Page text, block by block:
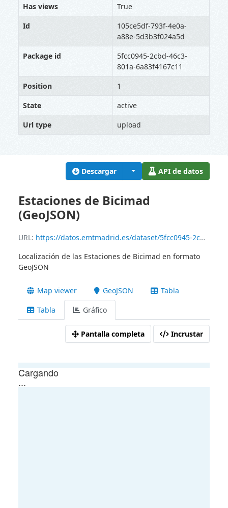
Descargar API de datos
Estaciones de Bicimad
(GeoJSON)
URL: https://datos.emtmadrid.es/dataset/5fcc0945-2cbd-46c3-801a-6a83f4167c11/resource/105ce5df-793f-4e0a-a88e-5d3b3f024a5d/download/bikestationbicimad_geojson.geojson
Localización de las Estaciones de Bicimad en formato
GeoJSON
Map viewer GeoJSON
Tabla
Tabla
Gráfico
Pantalla completa Incrustar
Has views
True
Id
105ce5df-793f-4e0a-
a88e-5d3b3f024a5d
Package id
5fcc0945-2cbd-46c3-
801a-6a83f4167c11
Position
1
State
active
Url type
upload